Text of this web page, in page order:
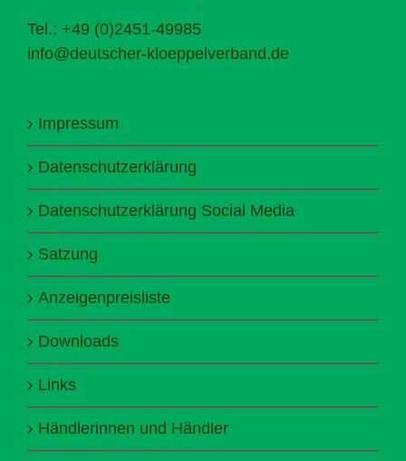
Tel.: +49 (0)2451-49985
info@deutscher-kloeppelverband.de
Impressum
Datenschutzerklärung
Datenschutzerklärung Social Media
Satzung
Anzeigenpreisliste
Downloads
Links
Händlerinnen und Händler